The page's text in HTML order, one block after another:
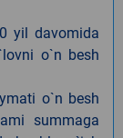
yil davomida
o`n besh
o`n besh
summaga